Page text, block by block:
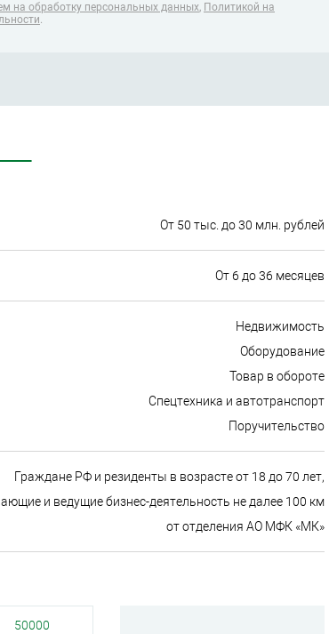
на обработку персональных данных, Политикой на
.
От 50 тыс. до 30 млн. рублей
От 6 до 36 месяцев
Недвижимость
Оборудование
Товар в обороте
Спецтехника и автотранспорт
Поручительство
Граждане РФ и резиденты в возрасте от 18 до 70 лет,
и ведущие бизнес-деятельность не далее 100 км
от отделения АО МФК «МК»